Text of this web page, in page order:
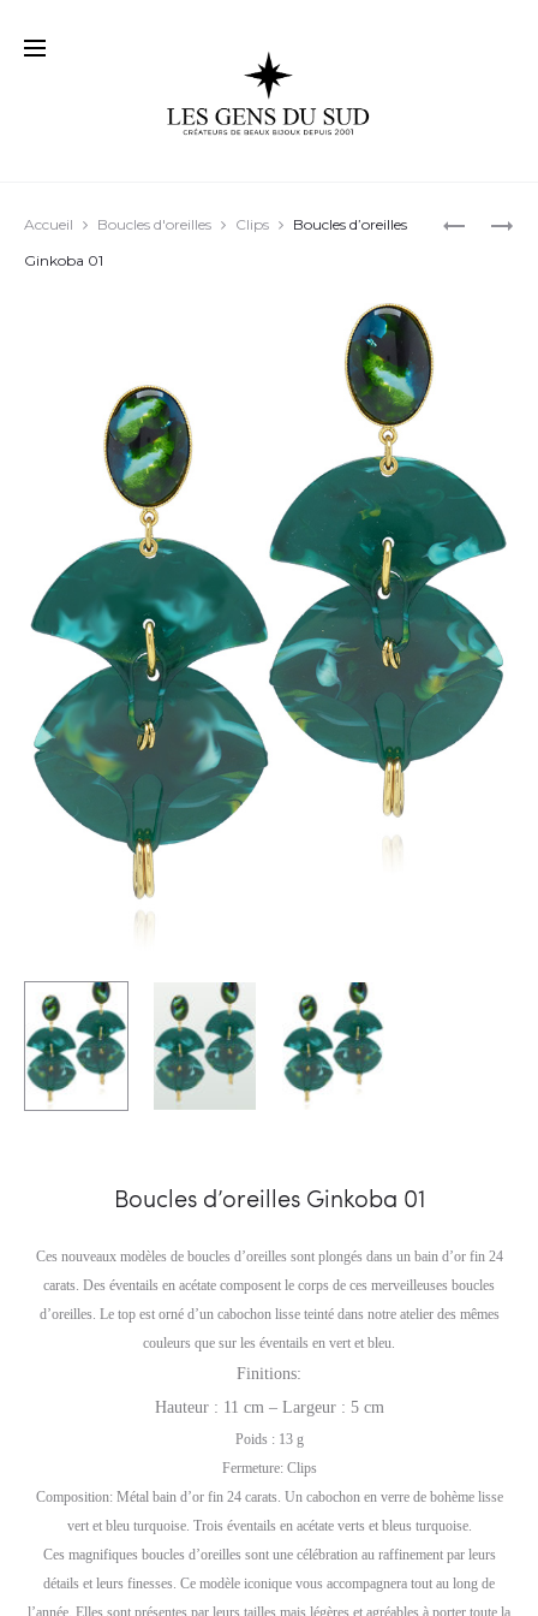
BOUCLES
BOUCLES
Accueil Boucles d'oreilles Clips
Boucles d’oreilles
Ginkoba 01
Boucles d’oreilles Ginkoba 01
Ces nouveaux modèles de boucles d’oreilles sont plongés dans un bain d’or fin 24
carats. Des éventails en acétate composent le corps de ces merveilleuses boucles
d’oreilles. Le top est orné d’un cabochon lisse teinté dans notre atelier des mêmes
couleurs que sur les éventails en vert et bleu.
Finitions:
Hauteur : 11 cm – Largeur : 5 cm
Poids : 13 g
Fermeture: Clips
Composition: Métal bain d’or fin 24 carats. Un cabochon en verre de bohème lisse
vert et bleu turquoise. Trois éventails en acétate verts et bleus turquoise.
Ces magnifiques boucles d’oreilles sont une célébration au raffinement par leurs
détails et leurs finesses. Ce modèle iconique vous accompagnera tout au long de
l’année. Elles sont présentes par leurs tailles mais légères et agréables à porter toute la